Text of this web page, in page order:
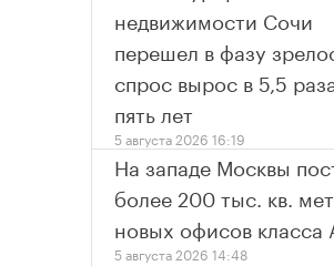
недвижимости Сочи
перешел в фазу
спрос вырос в 5,5
пять лет
5 августа 2026 16:19
На западе Москвы
более 200 тыс. кв.
новых офисов класса
5 августа 2026 14:48